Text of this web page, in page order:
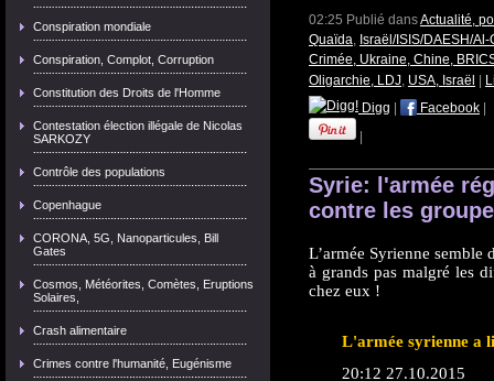
Conspiration mondiale
Conspiration, Complot, Corruption
Constitution des Droits de l'Homme
Contestation élection illégale de Nicolas
SARKOZY
Contrôle des populations
Copenhague
CORONA, 5G, Nanoparticules, Bill
Gates
Cosmos, Météorites, Comètes, Eruptions
Solaires,
Crash alimentaire
Crimes contre l'humanité, Eugénisme
02:25 Publié dansActualité,
Quaïda, Israël/ISIS/DAESH/
Crimée, Ukraine, Chine,
Oligarchie, LDJ, USA, Israël
Digg
Facebook
Syrie: l'armée
contre les
L’armée Syrienne semble
à grands pas malgré les
chez eux !
L'armée syrienne a
20:12 27.10.2015